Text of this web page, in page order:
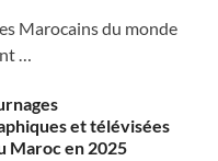
Marocains du monde
…
et télévisées
Maroc en 2025